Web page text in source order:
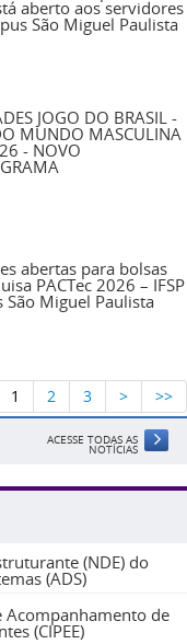
aberto aos servidores
São Miguel Paulista
JOGO DO BRASIL -
MUNDO MASCULINA
- NOVO
abertas para bolsas
PACTec 2026 – IFSP
São Miguel Paulista
1 2 3 > >>
ACESSE TODAS AS
NOTÍCIAS
(NDE) do
(ADS)
Acompanhamento de
(CIPEE)